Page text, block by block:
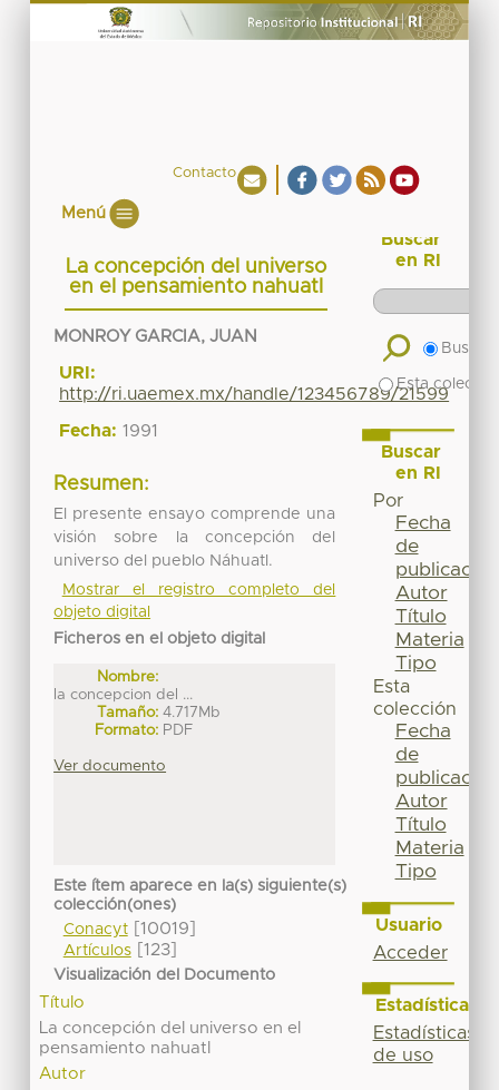
Contacto
Menú
La concepción del universo
en el pensamiento nahuatl
MONROY GARCIA, JUAN
URI:
http://ri.uaemex.mx/handle/123456789/21599
Fecha: 1991
Resumen:
El presente ensayo comprende una
visión sobre la concepción del
universo del pueblo Náhuatl.
Mostrar el registro completo del
objeto digital
Ficheros en el objeto digital
Nombre:
la concepcion del ...
Tamaño: 4.717Mb
Formato: PDF
Ver documento
Este ítem aparece en la(s) siguiente(s)
colección(ones)
Conacyt[10019]
Artículos[123]
Visualización del Documento
Título
La concepción del universo en el
pensamiento nahuatl
Autor
Buscar
en RI
Buscar
Esta
Buscar
en RI
Por
Fecha
de
publicación
Autor
Título
Materia
Tipo
Esta
colección
Fecha
de
publicación
Autor
Título
Materia
Tipo
Usuario
Acceder
Estadísticas
Estadísticas
de uso